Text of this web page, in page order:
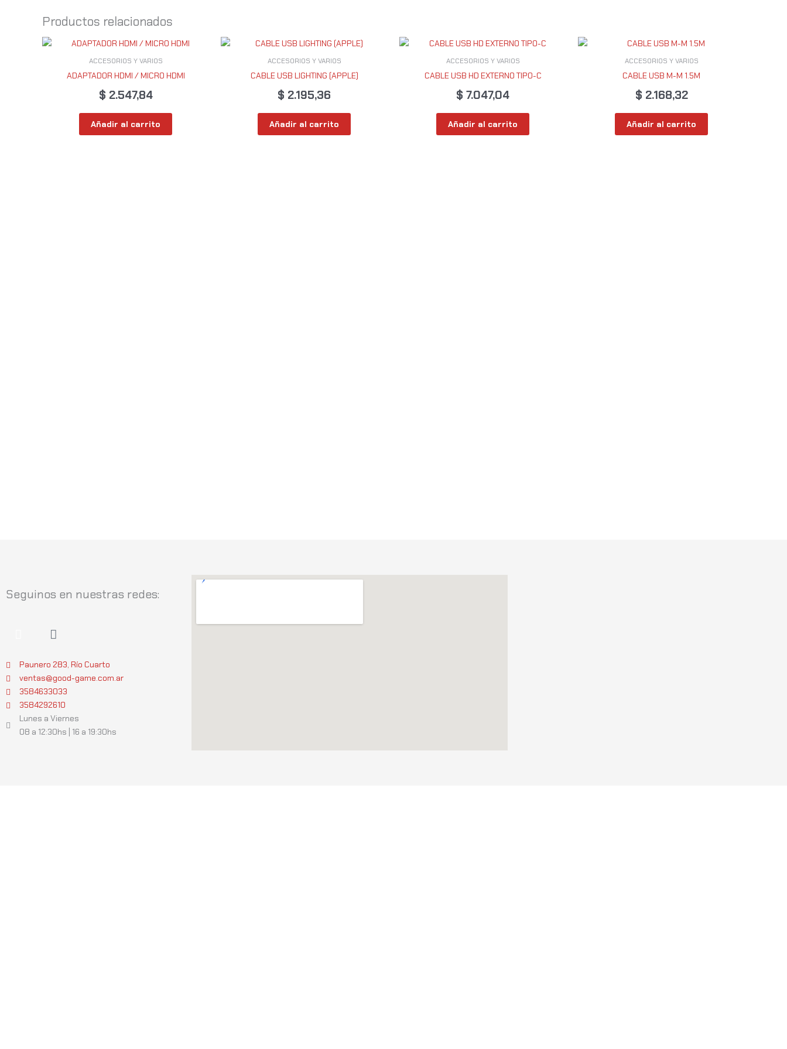
Productos relacionados
ACCESORIOS Y VARIOS
ADAPTADOR HDMI / MICRO HDMI
$ 2.547,84
Añadir al carrito
ACCESORIOS Y VARIOS
CABLE USB LIGHTING (APPLE)
$ 2.195,36
Añadir al carrito
ACCESORIOS Y VARIOS
CABLE USB HD EXTERNO TIPO-C
$ 7.047,04
Añadir al carrito
ACCESORIOS Y VARIOS
CABLE USB M-M 1.5M
$ 2.168,32
Añadir al carrito
Seguinos en nuestras redes:
t
a
g
r
a
m
W
h
t
s
a
p
p
Paunero 283, Río Cuarto
ventas@good-game.com.ar
3584633033
3584292610
Lunes a Viernes
08 a 12:30hs | 16 a 19:30hs